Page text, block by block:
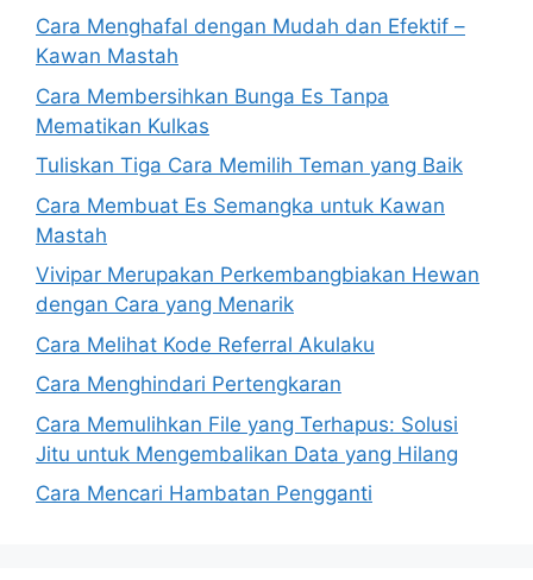
Cara Menghafal dengan Mudah dan Efektif –
Kawan Mastah
Cara Membersihkan Bunga Es Tanpa
Mematikan Kulkas
Tuliskan Tiga Cara Memilih Teman yang Baik
Cara Membuat Es Semangka untuk Kawan
Mastah
Vivipar Merupakan Perkembangbiakan Hewan
dengan Cara yang Menarik
Cara Melihat Kode Referral Akulaku
Cara Menghindari Pertengkaran
Cara Memulihkan File yang Terhapus: Solusi
Jitu untuk Mengembalikan Data yang Hilang
Cara Mencari Hambatan Pengganti